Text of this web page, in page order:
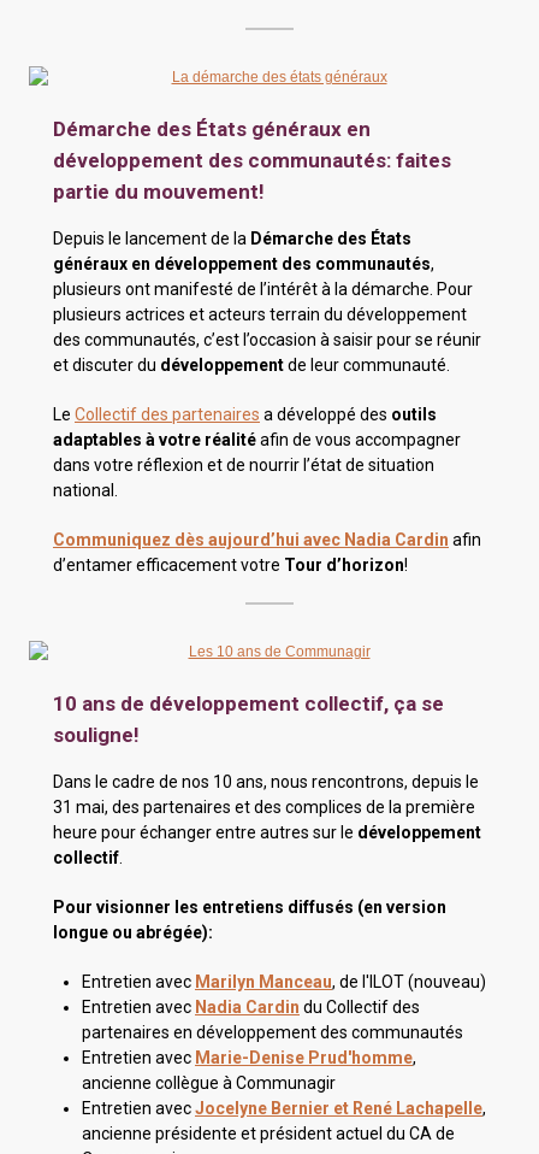
Démarche des États généraux en
développement des communautés: faites
partie du mouvement!
Depuis le lancement de la Démarche des États
généraux en développement des communautés,
plusieurs ont manifesté de l’intérêt à la démarche. Pour
plusieurs actrices et acteurs terrain du développement
des communautés, c’est l’occasion à saisir pour se réunir
et discuter du développementde leur communauté.
Le Collectif des partenaires a développé des outils
adaptables à votre réalitéafin de vous accompagner
dans votre réflexion et de nourrir l’état de situation
national.
Communiquez dès aujourd’hui avec Nadia Cardin afin
d’entamer efficacement votre Tour d’horizon!
10 ans de développement collectif, ça se
souligne!
Dans le cadre de nos 10 ans, nous rencontrons, depuis le
31 mai, des partenaires et des complices de la première
heure pour échanger entre autres sur le développement
collectif
Pour visionner les entretiens diffusés (en version
longue ou abrégée):
Entretien avec Marilyn Manceau, de l'ILOT (nouveau)
Entretien avec Nadia Cardin du Collectif des
partenaires en développement des communautés
Entretien avec Marie-Denise Prud'homme,
ancienne collègue à Communagir
Entretien avecJocelyne Bernier et René Lachapelle,
ancienne présidente et président actuel du CA de